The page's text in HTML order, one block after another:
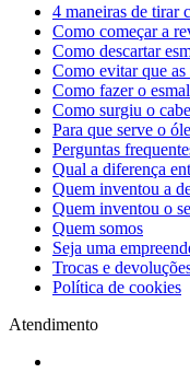
4 maneiras de tirar
Como começar a
Como descartar
Como evitar que as
Como fazer o
Como surgiu o
Para que serve o
Perguntas
Qual a diferença
Quem inventou a
Quem inventou o
Quem somos
Seja uma
Trocas e
Política de cookies
Atendimento